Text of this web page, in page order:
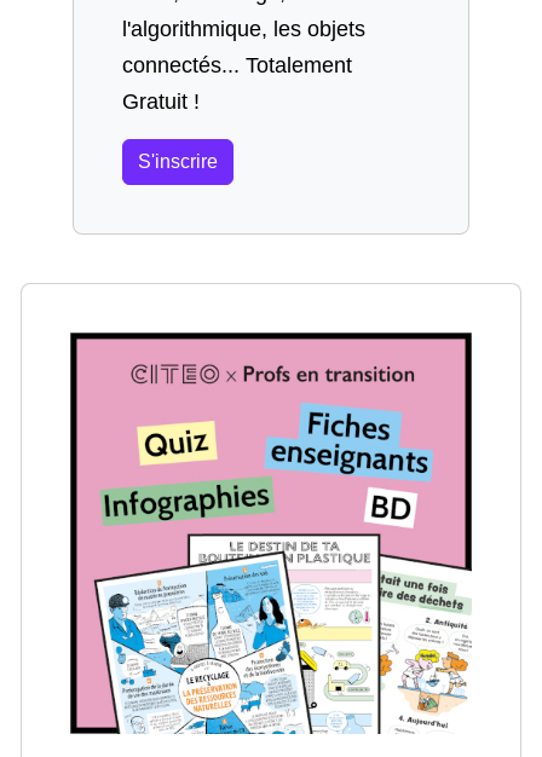
l'algorithmique, les objets
connectés... Totalement
Gratuit !
S'inscrire